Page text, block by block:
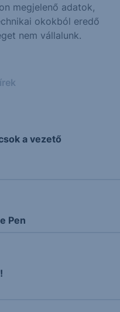
megjelenő adatok,
okokból eredő
nem vállalunk.
a vezető
Pen